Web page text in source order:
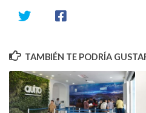
TAMBIÉN TE PODRÍA